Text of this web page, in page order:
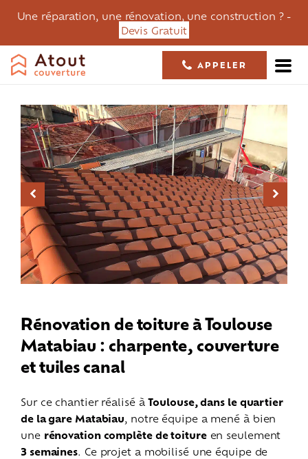
Une réparation, une rénovation, une construction ? -
Devis Gratuit
05 61 36 23 68
APPELER
Rénovation de toiture à Toulouse
Matabiau : charpente, couverture
et tuiles canal
Sur ce chantier réalisé àToulouse, dans le quartier
de la gare Matabiau, notre équipe a mené à bien
une rénovation complète de toitureen seulement
3 semaines. Ce projet a mobilisé une équipe de